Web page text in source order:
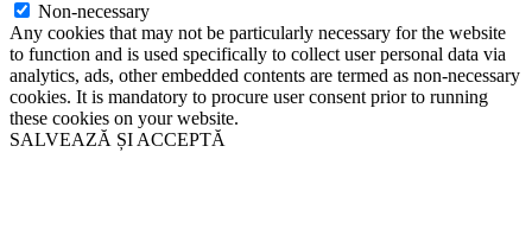
Non-necessary
Any cookies that may not be particularly necessary for the website
to function and is used specifically to collect user personal data via
analytics, ads, other embedded contents are termed as non-necessary
cookies. It is mandatory to procure user consent prior to running
these cookies on your website.
SALVEAZĂ ȘI ACCEPTĂ